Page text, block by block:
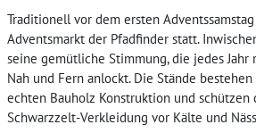
Traditionell vor dem ersten
Adventsmarkt der Pfadfinder statt.
seine gemütliche Stimmung, die jedes Jahr
Nah und Fern anlockt. Die Stände
echten Bauholz Konstruktion und schützen
Schwarzzelt-Verkleidung vor Kälte und